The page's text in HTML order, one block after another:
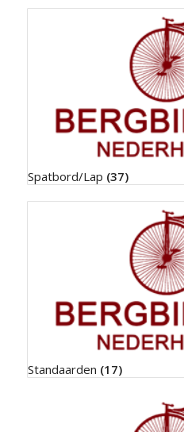
Spatbord/Lap (37)
Standaarden (17)